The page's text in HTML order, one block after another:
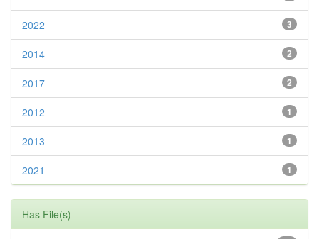
3
2022
2
2014
2
2017
1
2012
1
2013
1
2021
Has File(s)